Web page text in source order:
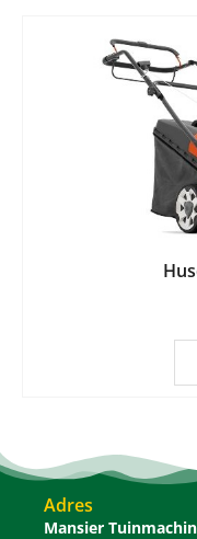
Adres
Mansier